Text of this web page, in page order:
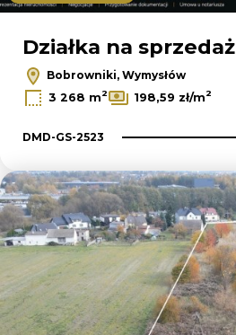
Działka na sprzedaż
Bobrowniki, Wymysłów
3 268 m2 198,59 zł/m2
DMD-GS-2523